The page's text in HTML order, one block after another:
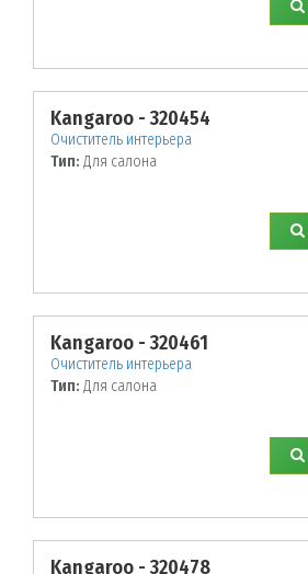
Kangaroo - 320454
Очиститель интерьера
Тип: Для салона
Kangaroo - 320461
Очиститель интерьера
Тип: Для салона
Kangaroo - 320478